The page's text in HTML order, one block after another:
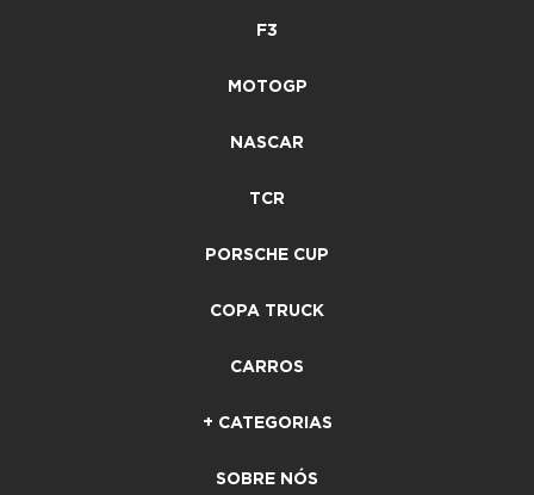
F3
MOTOGP
NASCAR
TCR
PORSCHE CUP
COPA TRUCK
CARROS
+ CATEGORIAS
SOBRE NÓS